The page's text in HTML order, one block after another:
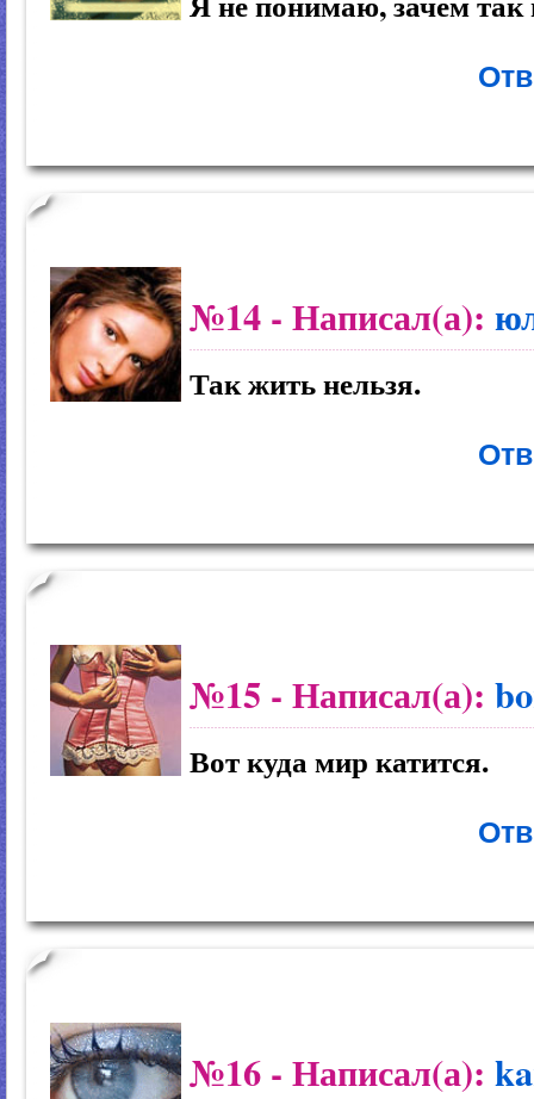
№14 - Написал(а):
Так жить нельзя.
№15 - Написал(а):
Вот куда мир катится.
№16 - Написал(а):